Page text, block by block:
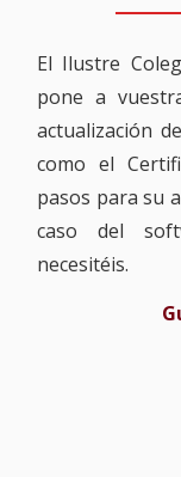
El Ilustre
pone a
actualización
como el
pasos para su
caso del
necesitéis.